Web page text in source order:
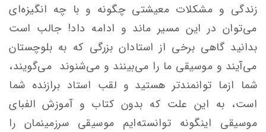
زندگی و مشکلات معیشتی چگونه و با چه انگیزه‌ای
می‌توان در این مسیر ماند و ادامه داد! جالب است
بدانید گاهی برخی از استادان بزرگی که به بلوچستان
می‌آیند و موسیقی ما را می‌بینند و می‌شنوند می‌گویند،
شما ازما توانمند‌تر هستید و لقب استاد برازنده شما
است، به این علت که بدون کتاب و آموزش الفبای
موسیقی اینگونه توانسته‌ایم موسیقی سرزمینمان را